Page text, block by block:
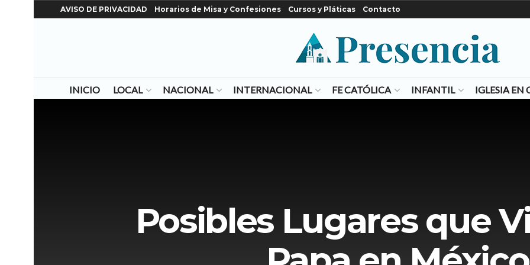
AVISO DE PRIVACIDAD Horarios de Misa y Confesiones Cursos y Pláticas Contacto
INICIO LOCAL NACIONAL INTERNACIONAL FE CATÓLICA INFANTIL IGLESIA
Posibles Lugares que